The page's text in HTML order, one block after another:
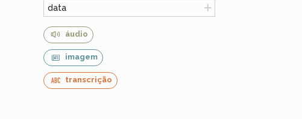
data
áudio
imagem
transcrição